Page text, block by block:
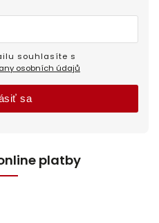
osobních údajů
sa
platby